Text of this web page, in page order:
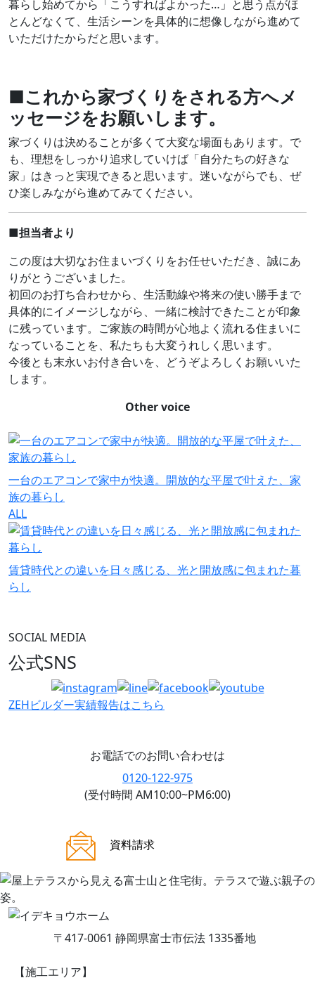
暮らし始めてから「こうすればよかった…」と思う点がほ
とんどなくて、生活シーンを具体的に想像しながら進めて
いただけたからだと思います。
■これから家づくりをされる方へメ
ッセージをお願いします。
家づくりは決めることが多くて大変な場面もあります。で
も、理想をしっかり追求していけば「自分たちの好きな
家」はきっと実現できると思います。迷いながらでも、ぜ
ひ楽しみながら進めてみてください。
■担当者より
この度は大切なお住まいづくりをお任せいただき、誠にあ
りがとうございました。
初回のお打ち合わせから、生活動線や将来の使い勝手まで
具体的にイメージしながら、一緒に検討できたことが印象
に残っています。ご家族の時間が心地よく流れる住まいに
なっていることを、私たちも大変うれしく思います。
今後とも末永いお付き合いを、どうぞよろしくお願いいた
します。
Other voice
一台のエアコンで家中が快適。開放的な平屋で叶えた、家
族の暮らし
ALL
賃貸時代との違いを日々感じる、光と開放感に包まれた暮
らし
SOCIAL MEDIA
公式SNS
ZEHビルダー実績報告はこちら
お電話でのお問い合わせは
0120-122-975
(受付時間 AM10:00~PM6:00)
資料請求
〒417-0061 静岡県富士市伝法 1335番地
【施工エリア】